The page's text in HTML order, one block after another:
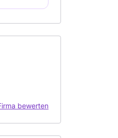
bewerten